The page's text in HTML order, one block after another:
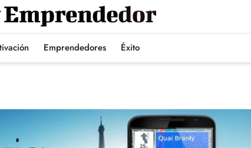
Emprendedores Éxito